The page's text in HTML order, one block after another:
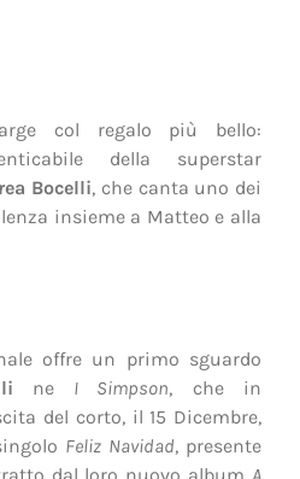
col regalo più bello:
della superstar
Bocelli, che canta uno dei
insieme a Matteo e alla
offre un primo sguardo
ne I Simpson, che in
del corto, il 15 Dicembre,
Feliz Navidad, presente